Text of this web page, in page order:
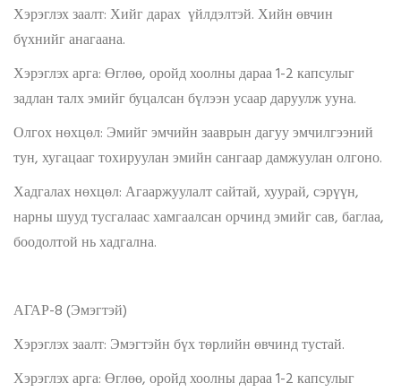
Хэрэглэх заалт: Хийг дарах үйлдэлтэй. Хийн өвчин
бүхнийг анагаана.
Хэрэглэх арга: Өглөө, оройд хоолны дараа 1-2 капсулыг
задлан талх эмийг буцалсан бүлээн усаар даруулж ууна.
Олгох нөхцөл: Эмийг эмчийн зааврын дагуу эмчилгээний
тун, хугацааг тохируулан эмийн сангаар дамжуулан олгоно.
Хадгалах нөхцөл: Агааржуулалт сайтай, хуурай, сэрүүн,
нарны шууд тусгалаас хамгаалсан орчинд эмийг сав, баглаа,
боодолтой нь хадгална.
АГАР-8 (Эмэгтэй)
Хэрэглэх заалт: Эмэгтэйн бүх төрлийн өвчинд тустай.
Хэрэглэх арга: Өглөө, оройд хоолны дараа 1-2 капсулыг